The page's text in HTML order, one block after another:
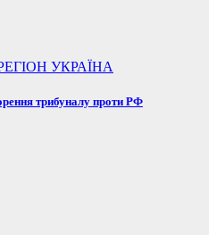
УКРАЇНА
трибуналу проти РФ